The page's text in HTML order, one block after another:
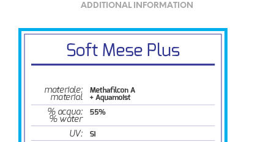
ADDITIONAL INFORMATION